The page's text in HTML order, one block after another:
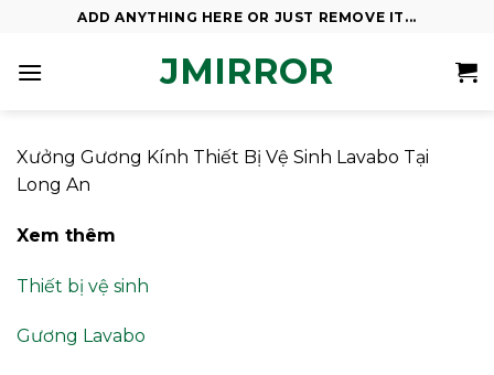
content
ADD ANYTHING HERE OR JUST REMOVE IT...
JMIRROR
Xưởng Gương Kính Thiết Bị Vệ Sinh Lavabo Tại
Long An
Xem thêm
Thiết bị vệ sinh
Gương Lavabo